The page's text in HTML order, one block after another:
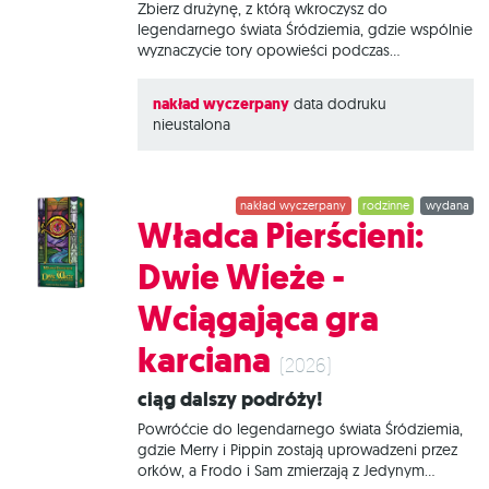
Zbierz drużynę, z którą wkroczysz do
legendarnego świata Śródziemia, gdzie wspólnie
wyznaczycie tory opowieści podczas
kooperacyjne wyzwanie oparte o zbieranie lew.
W 18 rozdziałach przedstawia pierwszą część
rozważne decyzje, by unikać niebezpieczeństw i
pokonywać kolejne etapy – od momentu
opuszczenia Shire aż po brzemienny w skutki
warianty rozgrywki i wprowadza wiele
Bombadil czy Galadriela. Na czym to polega?
Gracze mają na ręce karty, które reprezentują
świat Śródziemia
nakład wyczerpany data dodruku
nieustalona
wydana
rodzinne
nakład wyczerpany
Władca Pierścieni:
Dwie Wieże -
Wciągająca gra
karciana (2026)
Ciąg dalszy podróży!
Powróćcie do legendarnego świata Śródziemia,
gdzie Merry i Pippin zostają uprowadzeni przez
orków, a Frodo i Sam zmierzają z Jedynym